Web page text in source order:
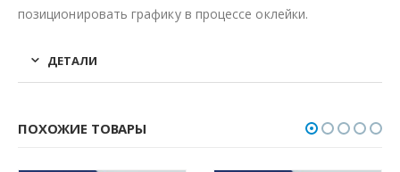
позиционировать графику в процессе оклейки.
ДЕТАЛИ
ПОХОЖИЕ ТОВАРЫ